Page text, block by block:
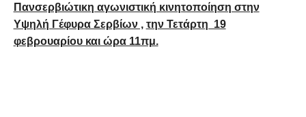
Πανσερβιώτικη αγωνιστική κινητοποίηση στην
Υψηλή Γέφυρα Σερβίων , την Τετάρτη 19
φεβρουαρίου και ώρα 11πμ.